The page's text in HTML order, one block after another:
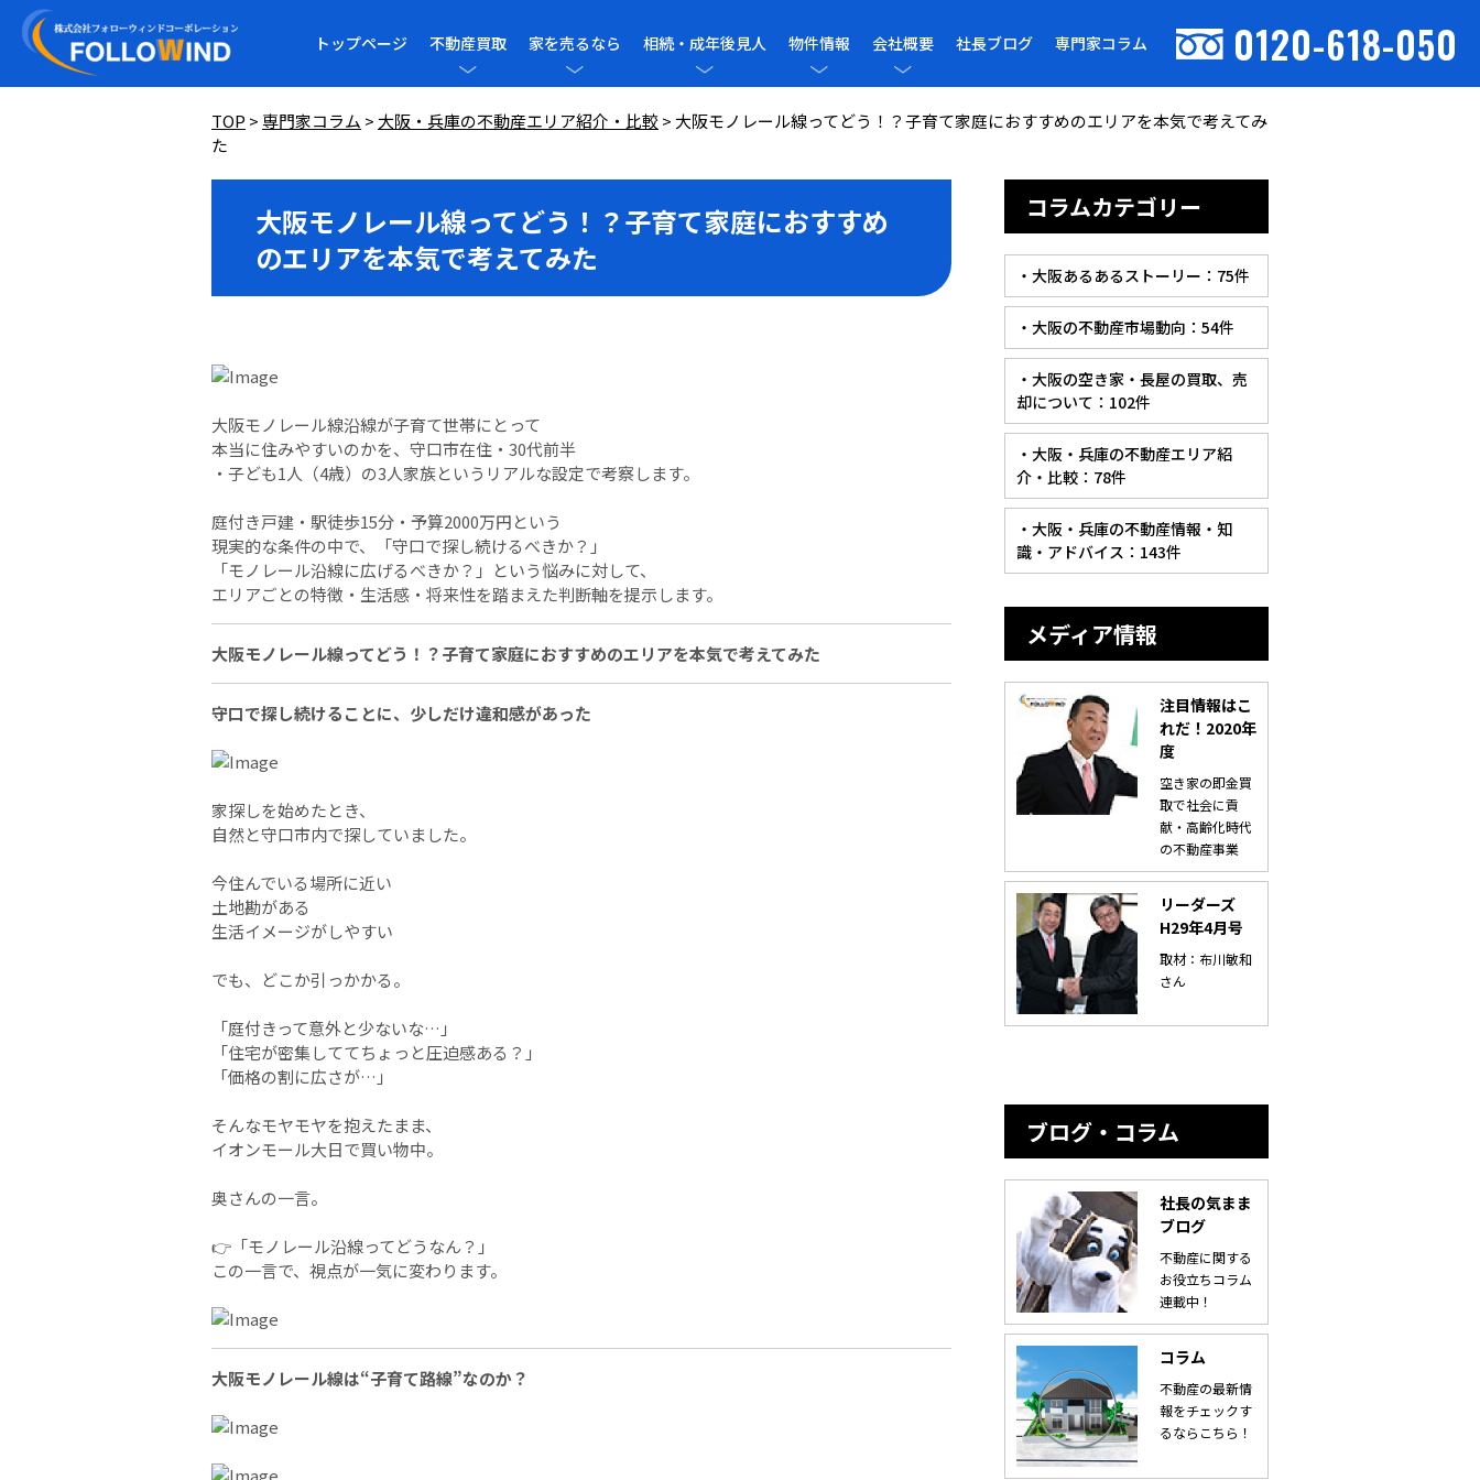
トップページ 不動産買取 家を売るなら 相続・成年後見人 物件情報 会社概要 社長ブログ 専門家コラム 0120-618-050
TOP > 専門家コラム > 大阪・兵庫の不動産エリア紹介・比較> 大阪モノレール線ってどう！？子育て家庭におすすめのエリアを本気で考えてみ
た
大阪モノレール線ってどう！？子育て家庭におすすめ
のエリアを本気で考えてみた
大阪モノレール線沿線が子育て世帯にとって
本当に住みやすいのかを、守口市在住・30代前半
・子ども1人（4歳）の3人家族というリアルな設定で考察します。
庭付き戸建・駅徒歩15分・予算2000万円という
現実的な条件の中で、「守口で探し続けるべきか？」
「モノレール沿線に広げるべきか？」という悩みに対して、
エリアごとの特徴・生活感・将来性を踏まえた判断軸を提示します。
大阪モノレール線ってどう！？子育て家庭におすすめのエリアを本気で考えてみた
守口で探し続けることに、少しだけ違和感があった
家探しを始めたとき、
自然と守口市内で探していました。
今住んでいる場所に近い
土地勘がある
生活イメージがしやすい
でも、どこか引っかかる。
「庭付きって意外と少ないな…」
「住宅が密集しててちょっと圧迫感ある？」
「価格の割に広さが…」
そんなモヤモヤを抱えたまま、
イオンモール大日で買い物中。
奥さんの一言。
👉「モノレール沿線ってどうなん？」
この一言で、視点が一気に変わります。
大阪モノレール線は“子育て路線”なのか？
コラムカテゴリー
・大阪あるあるストーリー：75件
・大阪の不動産市場動向：54件
・大阪の空き家・長屋の買取、売
却について：102件
・大阪・兵庫の不動産エリア紹
介・比較：78件
・大阪・兵庫の不動産情報・知
識・アドバイス：143件
メディア情報
注目情報はこ
れだ！2020年
度
空き家の即金買
取で社会に貢
献・高齢化時代
の不動産事業
リーダーズ
H29年4月号
取材：布川敏和
さん
ブログ・コラム
社長の気まま
ブログ
不動産に関する
お役立ちコラム
連載中！
コラム
不動産の最新情
報をチェックす
るならこちら！